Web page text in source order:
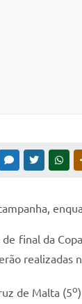
MESSENGER
TWITTER
de final da
realizadas
de Malta (5o